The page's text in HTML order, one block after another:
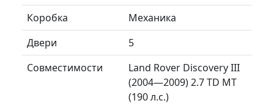
Коробка
Механика
Двери
5
Совместимости
Land Rover Discovery III
(2004—2009) 2.7 TD MT
(190 л.с.)